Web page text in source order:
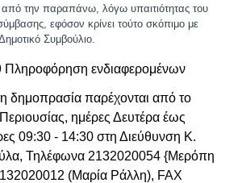
από την παραπάνω, λόγω υπαιτιότητας του
εφόσον κρίνει τούτο σκόπιμο με
Συμβούλιο.
ενδιαφερομένων
δημοπρασία παρέχονται από το
ημέρες Δευτέρα έως
09:30 - 14:30 στη Διεύθυνση Κ.
Τηλέφωνα 2132020054 {Μερόπη
(Μαρία Ράλλη), FAX